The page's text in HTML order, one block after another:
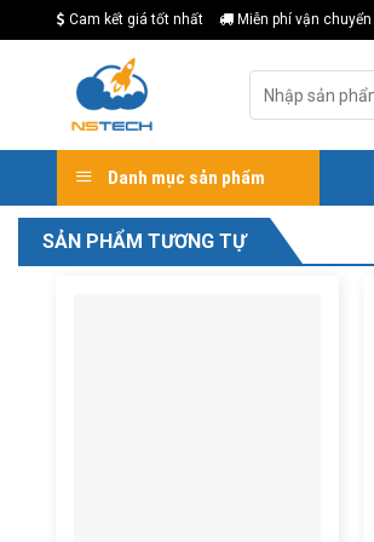
to
Cam kết giá tốt nhất Miễn phí vận chuyển
kiếm:
Danh mục sản phẩm
SẢN PHẨM TƯƠNG TỰ